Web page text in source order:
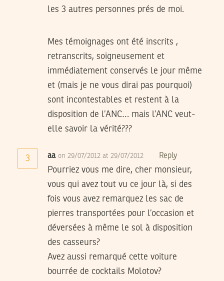
les 3 autres personnes prés de moi.
Mes témoignages ont été inscrits ,
retranscrits, soigneusement et
immédiatement conservés le jour même
et (mais je ne vous dirai pas pourquoi)
sont incontestables et restent à la
disposition de l’ANC… mais l’ANC veut-
elle savoir la vérité???
3 aa on 29/07/2012 at 29/07/2012 Reply
Pourriez vous me dire, cher monsieur,
vous qui avez tout vu ce jour là, si des
fois vous avez remarquez les sac de
pierres transportées pour l’occasion et
déversées à même le sol à disposition
des casseurs?
Avez aussi remarqué cette voiture
bourrée de cocktails Molotov?